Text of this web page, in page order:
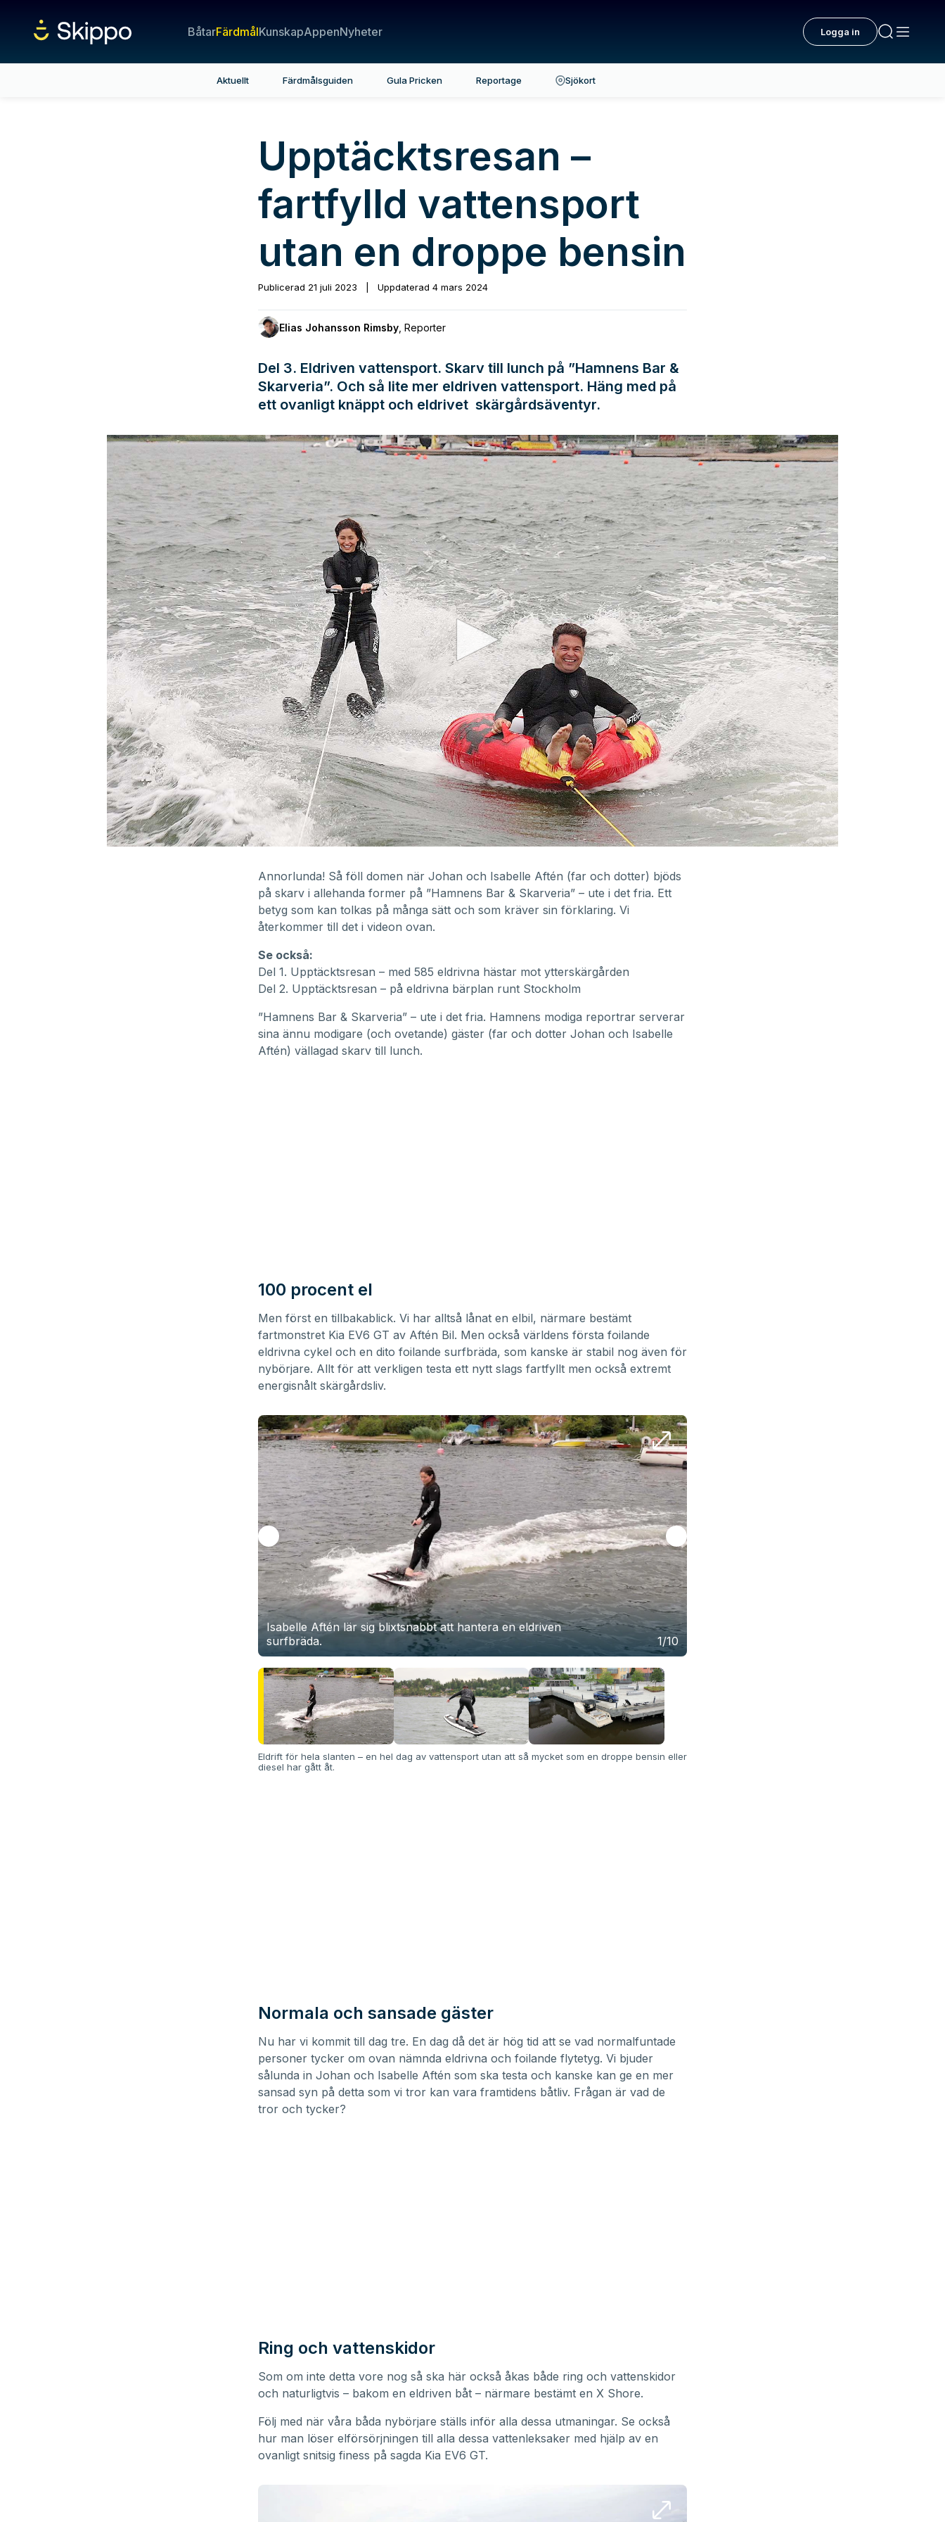
BåtarFärdmålKunskapAppenNyheter Logga in
Aktuellt Färdmålsguiden Gula Pricken Reportage Sjökort
Upptäcktsresan –
fartfylld vattensport
utan en droppe bensin
Publicerad 21 juli 2023 Uppdaterad 4 mars 2024
Elias Johansson Rimsby Reporter
Del 3. Eldriven vattensport. Skarv till lunch på ”Hamnens Bar &
Skarveria”. Och så lite mer eldriven vattensport. Häng med på
ett ovanligt knäppt och eldrivet skärgårdsäventyr.
Annorlunda! Så föll domen när Johan och Isabelle Aftén (far och dotter) bjöds
på skarv i allehanda former på ”Hamnens Bar & Skarveria” – ute i det fria. Ett
betyg som kan tolkas på många sätt och som kräver sin förklaring. Vi
återkommer till det i videon ovan.
Se också:
Del 1. Upptäcktsresan – med 585 eldrivna hästar mot ytterskärgården
Del 2. Upptäcktsresan – på eldrivna bärplan runt Stockholm
”Hamnens Bar & Skarveria” – ute i det fria. Hamnens modiga reportrar serverar
sina ännu modigare (och ovetande) gäster (far och dotter Johan och Isabelle
Aftén) vällagad skarv till lunch.
100 procent el
Men först en tillbakablick. Vi har alltså lånat en elbil, närmare bestämt
fartmonstret Kia EV6 GT av Aftén Bil. Men också världens första foilande
eldrivna cykel och en dito foilande surfbräda, som kanske är stabil nog även för
nybörjare. Allt för att verkligen testa ett nytt slags fartfyllt men också extremt
energisnålt skärgårdsliv.
Isabelle Aftén lär sig blixtsnabbt att hantera en eldriven
surfbräda.
1/10
Eldrift för hela slanten – en hel dag av vattensport utan att så mycket som en droppe bensin eller
diesel har gått åt.
Normala och sansade gäster
Nu har vi kommit till dag tre. En dag då det är hög tid att se vad normalfuntade
personer tycker om ovan nämnda eldrivna och foilande flytetyg. Vi bjuder
sålunda in Johan och Isabelle Aftén som ska testa och kanske kan ge en mer
sansad syn på detta som vi tror kan vara framtidens båtliv. Frågan är vad de
tror och tycker?
Ring och vattenskidor
Som om inte detta vore nog så ska här också åkas både ring och vattenskidor
och naturligtvis – bakom en eldriven båt – närmare bestämt en X Shore.
Följ med när våra båda nybörjare ställs inför alla dessa utmaningar. Se också
hur man löser elförsörjningen till alla dessa vattenleksaker med hjälp av en
ovanligt snitsig finess på sagda Kia EV6 GT.